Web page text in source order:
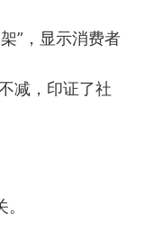
”，显示消费者
减，印证了社